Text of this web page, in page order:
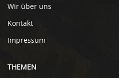
Wir über uns
Kontakt
Impressum
THEMEN